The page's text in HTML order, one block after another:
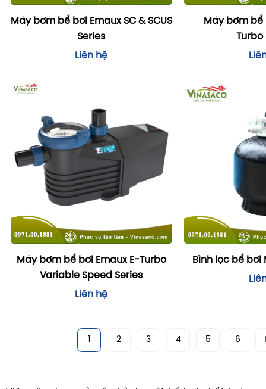
Máy bơm bể bơi Emaux SC & SCUS
Series
Liên hệ
Máy bơm bể
Turbo
Máy bơm bể bơi Emaux E-Turbo
Variable Speed Series
Liên hệ
Bình lọc bể bơi
1 2 3 4 5 6